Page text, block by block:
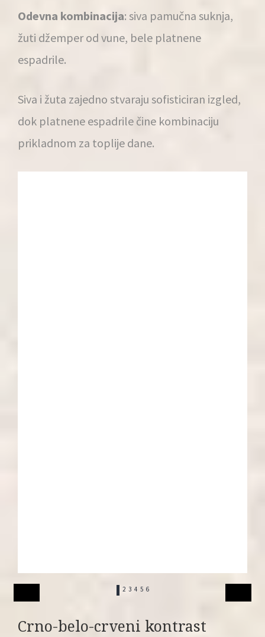
Odevna kombinacija: siva pamučna suknja,
žuti džemper od vune, bele platnene
espadrile.
Siva i žuta zajedno stvaraju sofisticiran izgled,
dok platnene espadrile čine kombinaciju
prikladnom za toplije dane.
2 3 4 5 6
Crno-belo-crveni kontrast